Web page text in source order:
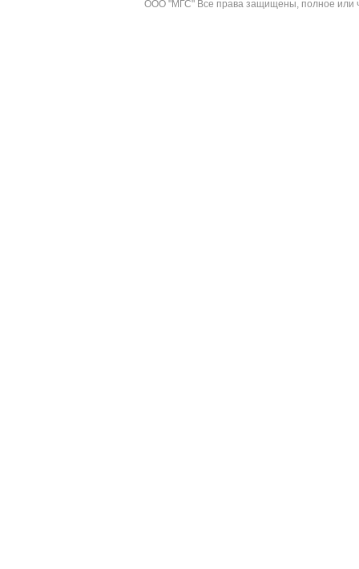
ООО "МГС" Все права защищены, полное или